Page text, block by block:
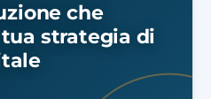
che
strategia di